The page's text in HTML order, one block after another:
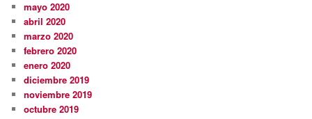
mayo 2020
abril 2020
marzo 2020
febrero 2020
enero 2020
diciembre 2019
noviembre 2019
octubre 2019